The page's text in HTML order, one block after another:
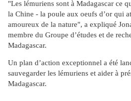
"Les lémuriens sont à Madagascar ce
la Chine - la poule aux oeufs d’or qui
amoureux de la nature", a expliqué
membre du Groupe d’études et de
Madagascar.
Un plan d’action exceptionnel a été
sauvegarder les lémuriens et aider à
Madagascar.